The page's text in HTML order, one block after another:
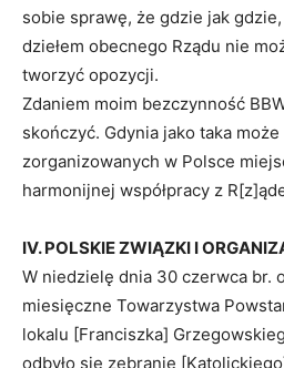
sobie sprawę, że gdzie jak
dziełem obecnego Rządu nie
tworzyć opozycji.
Zdaniem moim bezczynność
skończyć. Gdynia jako taka
zorganizowanych w Polsce
harmonijnej współpracy z
IV. POLSKIE ZWIĄZKI I
W niedzielę dnia 30 czerwca br.
miesięczne Towarzystwa
lokalu [Franciszka]
odbyło się zebranie